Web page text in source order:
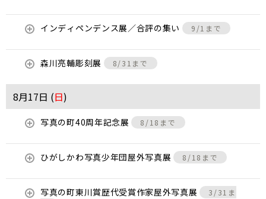
インディペンデンス展／合評の集い 9/1まで
森川亮輔彫刻展 8/31まで
8月17日 (日)
写真の町40周年記念展 8/18まで
ひがしかわ写真少年団屋外写真展 8/18まで
写真の町東川賞歴代受賞作家屋外写真展
3/31ま